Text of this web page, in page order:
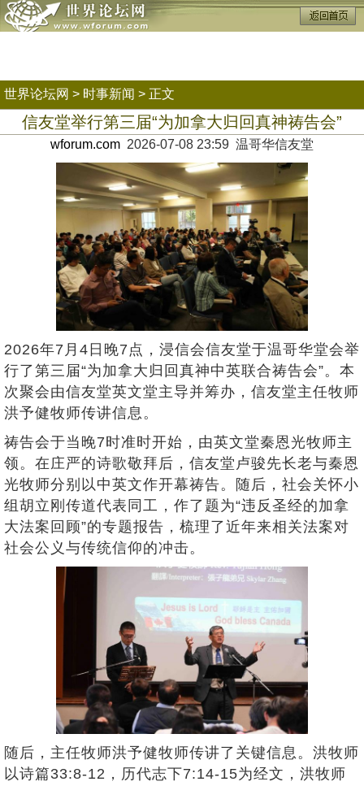
世界论坛网 > 时事新闻 > 正文
信友堂举行第三届“为加拿大归回真神祷告会”
wforum.com 2026-07-08 23:59 温哥华信友堂
2026年7月4日晚7点，浸信会信友堂于温哥华堂会举
行了第三届“为加拿大归回真神中英联合祷告会”。本
次聚会由信友堂英文堂主导并筹办，信友堂主任牧师
洪予健牧师传讲信息。
祷告会于当晚7时准时开始，由英文堂秦恩光牧师主
领。在庄严的诗歌敬拜后，信友堂卢骏先长老与秦恩
光牧师分别以中英文作开幕祷告。随后，社会关怀小
组胡立刚传道代表同工，作了题为“违反圣经的加拿
大法案回顾”的专题报告，梳理了近年来相关法案对
社会公义与传统信仰的冲击。
随后，主任牧师洪予健牧师传讲了关键信息。洪牧师
以诗篇33:8-12，历代志下7:14-15为经文，洪牧师